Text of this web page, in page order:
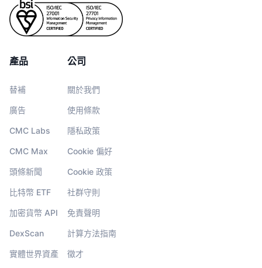
產品
替補
廣告
CMC Labs
CMC Max
頭條新聞
比特幣 ETF
加密貨幣 API
DexScan
實體世界資產
公司
關於我們
使用條款
隱私政策
Cookie 偏好
Cookie 政策
社群守則
免責聲明
計算方法指南
徵才